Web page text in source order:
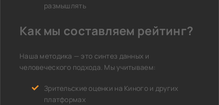
размышлять
Как мы составляем рейтинг?
Наша методика — это синтез данных и
человеческого подхода. Мы учитываем:
Зрительские оценки на Киного и других
платформах